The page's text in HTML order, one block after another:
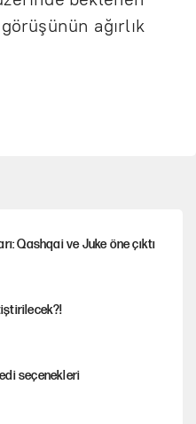
ağırlık
Qashqai ve Juke öne çıktı
seçenekleri